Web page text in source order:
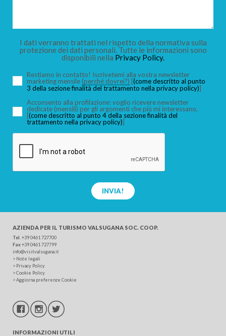
I dati verranno trattati nel rispetto della normativa sulla
protezione dei dati personali. Tutte le informazioni sono
disponibili nella Privacy Policy.
Restiamo in contatto! Iscrivetemi alla vostra newsletter
marketing mensile (perché dovrei?) [(come descritto al punto
3 della sezione finalità del trattamento nella privacy policy)]
Acconsento alla profilazione: voglio ricevere newsletter
dedicate (mensili) per gli argomenti che più mi interessano,
[(come descritto al punto 4 della sezione finalità del
trattamento nella privacy policy)]
INVIA!
AZIENDA PER IL TURISMO VALSUGANA SOC. COOP.
Tel +39 0461 727700
Fax+39 0461 727799
info@visitvalsugana.it
> Note legali
> Privacy Policy
>Cookie Policy
>Aggiorna preferenze Cookie
INFORMAZIONI UTILI